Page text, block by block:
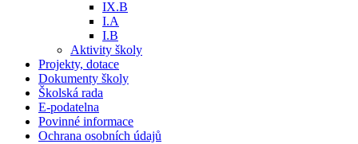
IX.B
I.A
I.B
Aktivity školy
Projekty, dotace
Dokumenty školy
Školská rada
E-podatelna
Povinné informace
Ochrana osobních údajů